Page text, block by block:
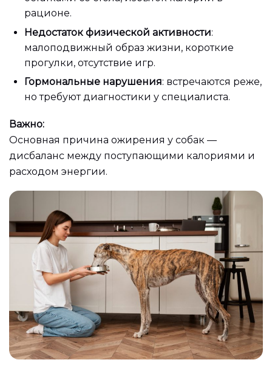
рационе.
Недостаток физической активности:
малоподвижный образ жизни, короткие
прогулки, отсутствие игр.
Гормональные нарушения: встречаются реже,
но требуют диагностики у специалиста.
Важно:
Основная причина ожирения у собак —
дисбаланс между поступающими калориями и
расходом энергии.